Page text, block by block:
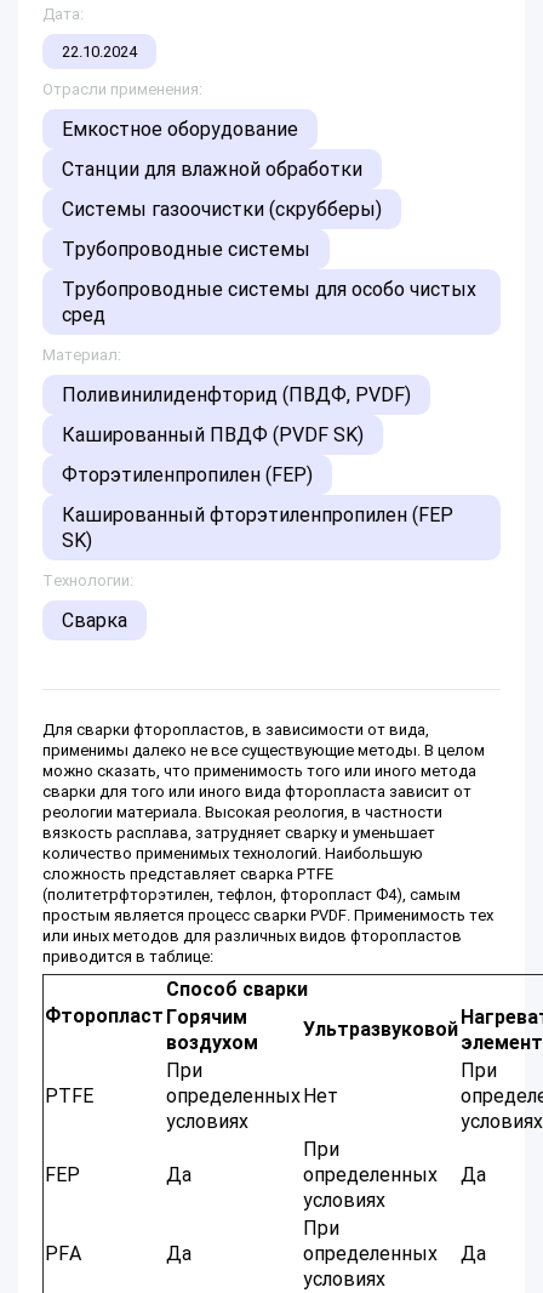
Дата:
22.10.2024
Отрасли применения:
Емкостное оборудование
Станции для влажной обработки
Системы газоочистки (скрубберы)
Трубопроводные системы
Трубопроводные системы для особо чистых
сред
Материал:
Поливинилиденфторид (ПВДФ, PVDF)
Кашированный ПВДФ (PVDF SK)
Фторэтиленпропилен (FEP)
Кашированный фторэтиленпропилен (FEP
SK)
Технологии:
Сварка
Для сварки фторопластов, в зависимости от вида,
применимы далеко не все существующие методы. В целом
можно сказать, что применимость того или иного метода
сварки для того или иного вида фторопласта зависит от
реологии материала. Высокая реология, в частности
вязкость расплава, затрудняет сварку и уменьшает
количество применимых технологий. Наибольшую
сложность представляет сварка PTFE
(политетрфторэтилен, тефлон, фторопласт Ф4), самым
простым является процесс сварки PVDF. Применимость тех
или иных методов для различных видов фторопластов
приводится в таблице:
Фторопласт
Способ сварки
Горячим
воздухом
Ультразвуковой
PTFE
При
определенных
условиях
Нет
При
условиях
FEP Да
При
определенных
условиях
Да
PFA Да
При
определенных
условиях
Да